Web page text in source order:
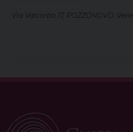
Via Valcorba 17, POZZONOVO,